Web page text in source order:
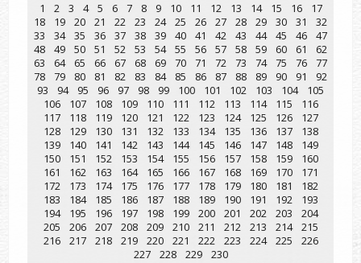
1
2 3 4 5 6 7 8 9 10 11 12 13 14 15 16
17
18
19 20 21 22 23 24 25 26 27 28 29 30 31
32
33
34 35 36 37 38 39 40 41 42 43 44 45 46
47
48
49 50 51 52 53 54 55 56 57 58 59 60 61
62
63
64 65 66 67 68 69 70 71 72 73 74 75 76
77
78
79 80 81 82 83 84 85 86 87 88 89 90 91
92
93
94 95 96 97 98 99 100 101 102 103 104
105
106
107 108 109 110 111 112 113 114 115
116
117
118 119 120 121 122 123 124 125 126
127
128
129 130 131 132 133 134 135 136 137
138
139
140 141 142 143 144 145 146 147 148
149
150
151 152 153 154 155 156 157 158 159
160
161
162 163 164 165 166 167 168 169 170
171
172
173 174 175 176 177 178 179 180 181
182
183
184 185 186 187 188 189 190 191 192
193
194
195 196 197 198 199 200 201 202 203
204
205
206 207 208 209 210 211 212 213 214
215
216
217 218 219 220 221 222 223 224 225
226
227
228 229 230